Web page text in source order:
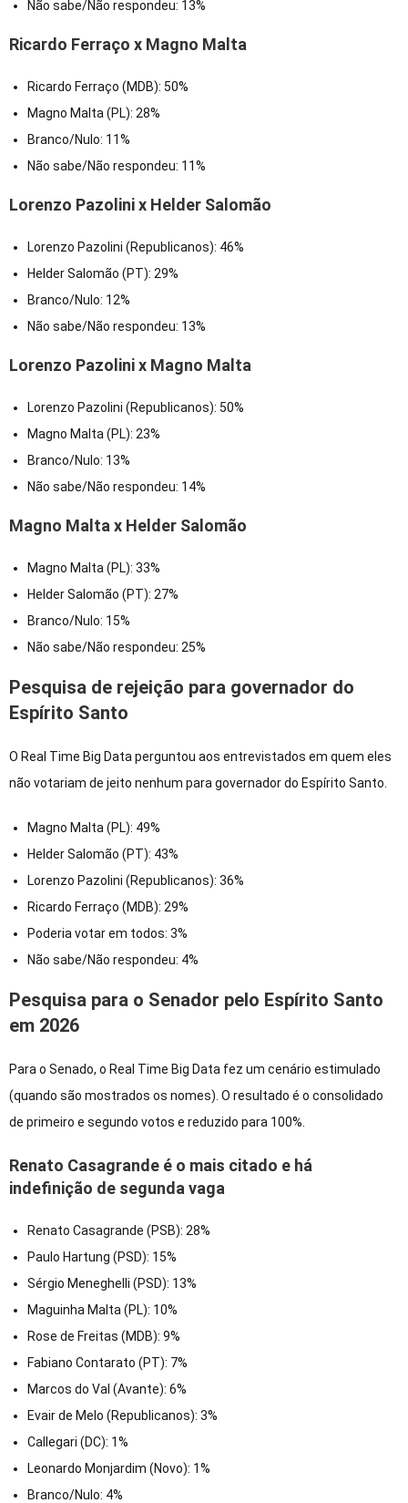
Não sabe/Não respondeu: 13%
Ricardo Ferraço x Magno Malta
Ricardo Ferraço (MDB): 50%
Magno Malta (PL): 28%
Branco/Nulo: 11%
Não sabe/Não respondeu: 11%
Lorenzo Pazolini x Helder Salomão
Lorenzo Pazolini (Republicanos): 46%
Helder Salomão (PT): 29%
Branco/Nulo: 12%
Não sabe/Não respondeu: 13%
Lorenzo Pazolini x Magno Malta
Lorenzo Pazolini (Republicanos): 50%
Magno Malta (PL): 23%
Branco/Nulo: 13%
Não sabe/Não respondeu: 14%
Magno Malta x Helder Salomão
Magno Malta (PL): 33%
Helder Salomão (PT): 27%
Branco/Nulo: 15%
Não sabe/Não respondeu: 25%
Pesquisa de rejeição para governador do
Espírito Santo
O Real Time Big Data perguntou aos entrevistados em quem eles
não votariam de jeito nenhum para governador do Espírito Santo.
Magno Malta (PL): 49%
Helder Salomão (PT): 43%
Lorenzo Pazolini (Republicanos): 36%
Ricardo Ferraço (MDB): 29%
Poderia votar em todos: 3%
Não sabe/Não respondeu: 4%
Pesquisa para o Senador pelo Espírito Santo
em 2026
Para o Senado, o Real Time Big Data fez um cenário estimulado
(quando são mostrados os nomes). O resultado é o consolidado
de primeiro e segundo votos e reduzido para 100%.
Renato Casagrande é o mais citado e há
indefinição de segunda vaga
Renato Casagrande (PSB): 28%
Paulo Hartung (PSD): 15%
Sérgio Meneghelli (PSD): 13%
Maguinha Malta (PL): 10%
Rose de Freitas (MDB): 9%
Fabiano Contarato (PT): 7%
Marcos do Val (Avante): 6%
Evair de Melo (Republicanos): 3%
Callegari (DC): 1%
Leonardo Monjardim (Novo): 1%
Branco/Nulo: 4%